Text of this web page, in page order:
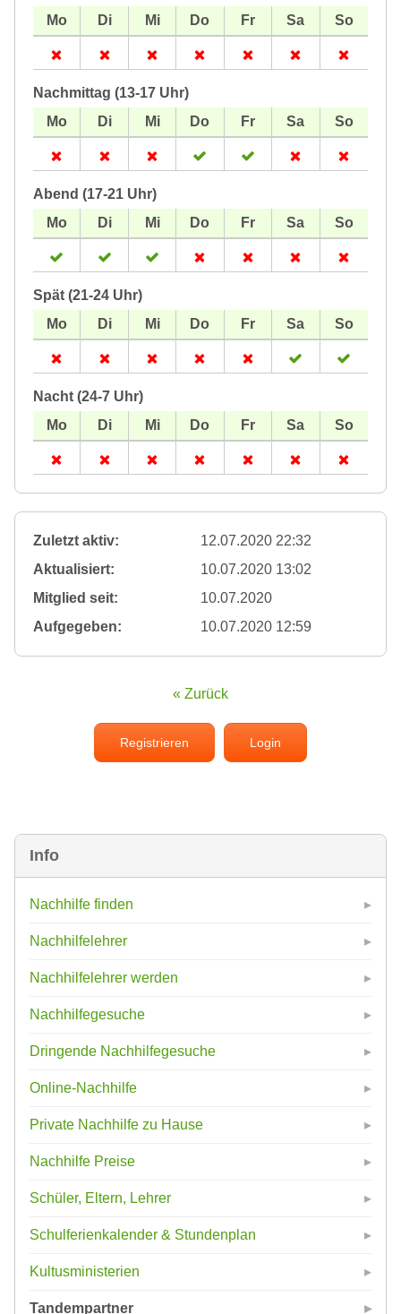
Info
Nachhilfe finden
Nachhilfelehrer
Nachhilfelehrer werden
Nachhilfegesuche
Dringende Nachhilfegesuche
Online-Nachhilfe
Private Nachhilfe zu Hause
Nachhilfe Preise
Schüler, Eltern, Lehrer
Schulferienkalender & Stundenplan
Kultusministerien
Tandempartner
Nachmittag (13-17 Uhr)
Abend (17-21 Uhr)
Spät (21-24 Uhr)
Nacht (24-7 Uhr)
Zuletzt aktiv:
12.07.2020 22:32
Aktualisiert:
10.07.2020 13:02
Mitglied seit:
10.07.2020
Aufgegeben:
10.07.2020 12:59
« Zurück
Registrieren Login